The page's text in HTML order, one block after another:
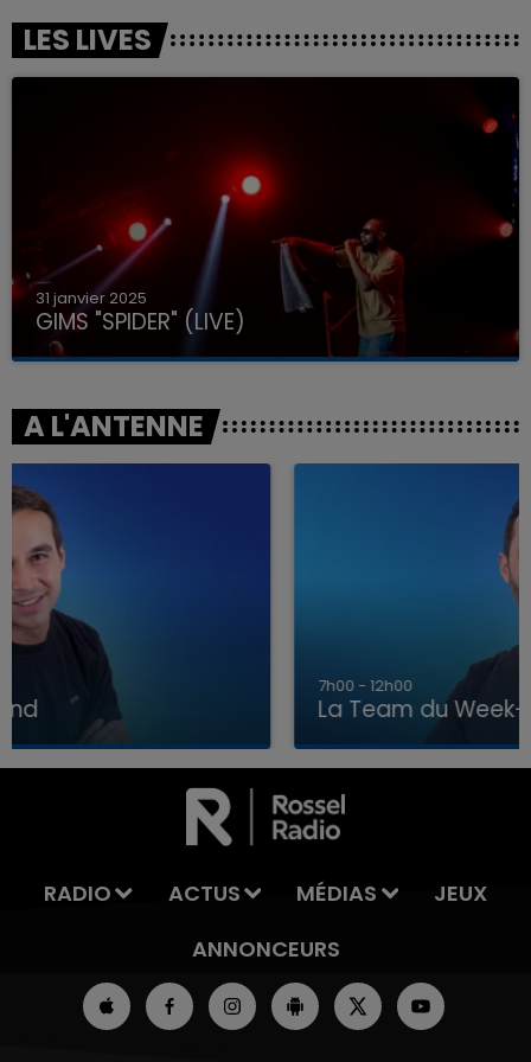
LA TEAM DU WEEK-END
LES LIVES
31 janvier 2025
GIMS "SPIDER" (LIVE)
A L'ANTENNE
7h00 - 12h00
La Team du Week-end
RADIO ACTUS MÉDIAS
JEUX
ANNONCEURS